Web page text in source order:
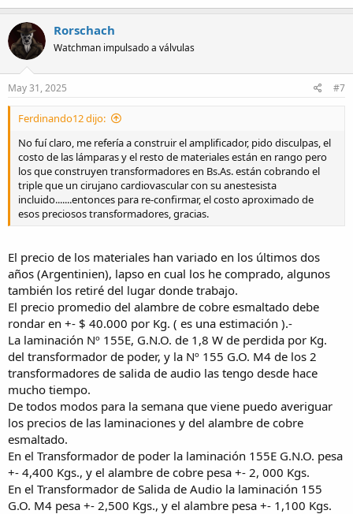
Rorschach
Watchman impulsado a válvulas
May 31, 2025 #7
Ferdinando12 dijo:
No fuí claro, me refería a construir el amplificador, pido disculpas, el
costo de las lámparas y el resto de materiales están en rango pero
los que construyen transformadores en Bs.As. están cobrando el
triple que un cirujano cardiovascular con su anestesista
incluido.......entonces para re-confirmar, el costo aproximado de
esos preciosos transformadores, gracias.
El precio de los materiales han variado en los últimos dos
años (Argentinien), lapso en cual los he comprado, algunos
también los retiré del lugar donde trabajo.
El precio promedio del alambre de cobre esmaltado debe
rondar en +- $ 40.000 por Kg. ( es una estimación ).-
La laminación Nº 155E, G.N.O. de 1,8 W de perdida por Kg.
del transformador de poder, y la Nº 155 G.O. M4 de los 2
transformadores de salida de audio las tengo desde hace
mucho tiempo.
De todos modos para la semana que viene puedo averiguar
los precios de las laminaciones y del alambre de cobre
esmaltado.
En el Transformador de poder la laminación 155E G.N.O. pesa
+- 4,400 Kgs., y el alambre de cobre pesa +- 2, 000 Kgs.
En el Transformador de Salida de Audio la laminación 155
G.O. M4 pesa +- 2,500 Kgs., y el alambre pesa +- 1,100 Kgs.